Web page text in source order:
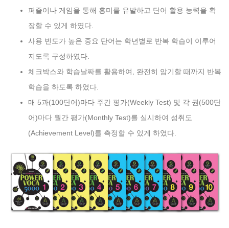
퍼즐이나 게임을 통해 흥미를 유발하고 단어 활용 능력을 확
장할 수 있게 하였다.
사용 빈도가 높은 중요 단어는 학년별로 반복 학습이 이루어
지도록 구성하였다.
체크박스와 학습날짜를 활용하여, 완전히 암기할 때까지 반복
학습을 하도록 하였다.
매 5과(100단어)마다 주간 평가(Weekly Test) 및 각 권(500단
어)마다 월간 평가(Monthly Test)를 실시하여 성취도
(Achievement Level)를 측정할 수 있게 하였다.